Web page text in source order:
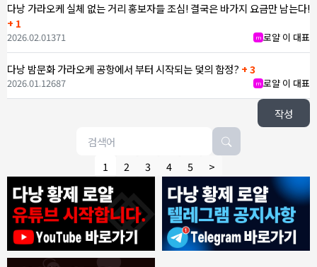
다낭 가라오케 실체 없는 거리 홍보자들 조심! 결국은 바가지 요금만 남는다!
+ 1
m 로얄 이 대표
2026.02.01371
다낭 밤문화 가라오케 공항에서 부터 시작되는 덫의 함정? + 3
m 로얄 이 대표
2026.01.12687
작성
1 2 3 4 5 >